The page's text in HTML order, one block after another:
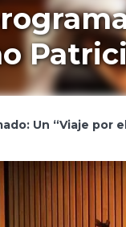
Un “Viaje por